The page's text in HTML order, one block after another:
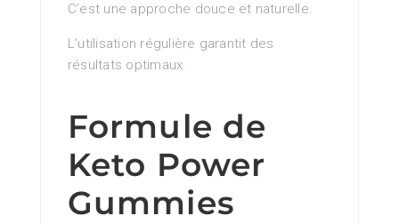
C’est une approche douce et naturelle.
L’utilisation régulière garantit des
résultats optimaux.
Formule de
Keto Power
Gummies